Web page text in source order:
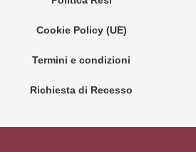
Cookie Policy (UE)
Termini e condizioni
Richiesta di Recesso